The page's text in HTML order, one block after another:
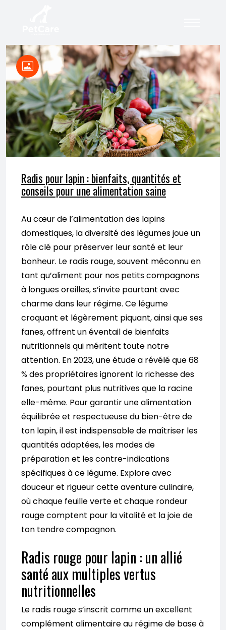
Radis pour lapin : bienfaits, quantités et
conseils pour une alimentation saine
Au cœur de l’alimentation des lapins
domestiques, la diversité des légumes joue un
rôle clé pour préserver leur santé et leur
bonheur. Le radis rouge, souvent méconnu en
tant qu’aliment pour nos petits compagnons
à longues oreilles, s’invite pourtant avec
charme dans leur régime. Ce légume
croquant et légèrement piquant, ainsi que ses
fanes, offrent un éventail de bienfaits
nutritionnels qui méritent toute notre
attention. En 2023, une étude a révélé que 68
% des propriétaires ignorent la richesse des
fanes, pourtant plus nutritives que la racine
elle-même. Pour garantir une alimentation
équilibrée et respectueuse du bien-être de
ton lapin, il est indispensable de maîtriser les
quantités adaptées, les modes de
préparation et les contre-indications
spécifiques à ce légume. Explore avec
douceur et rigueur cette aventure culinaire,
où chaque feuille verte et chaque rondeur
rouge comptent pour la vitalité et la joie de
ton tendre compagnon.
Radis rouge pour lapin : un allié
santé aux multiples vertus
nutritionnelles
Le radis rouge s’inscrit comme un excellent
complément alimentaire au régime de base à